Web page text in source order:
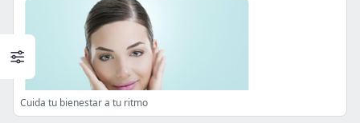
Cuida tu bienestar a tu ritmo